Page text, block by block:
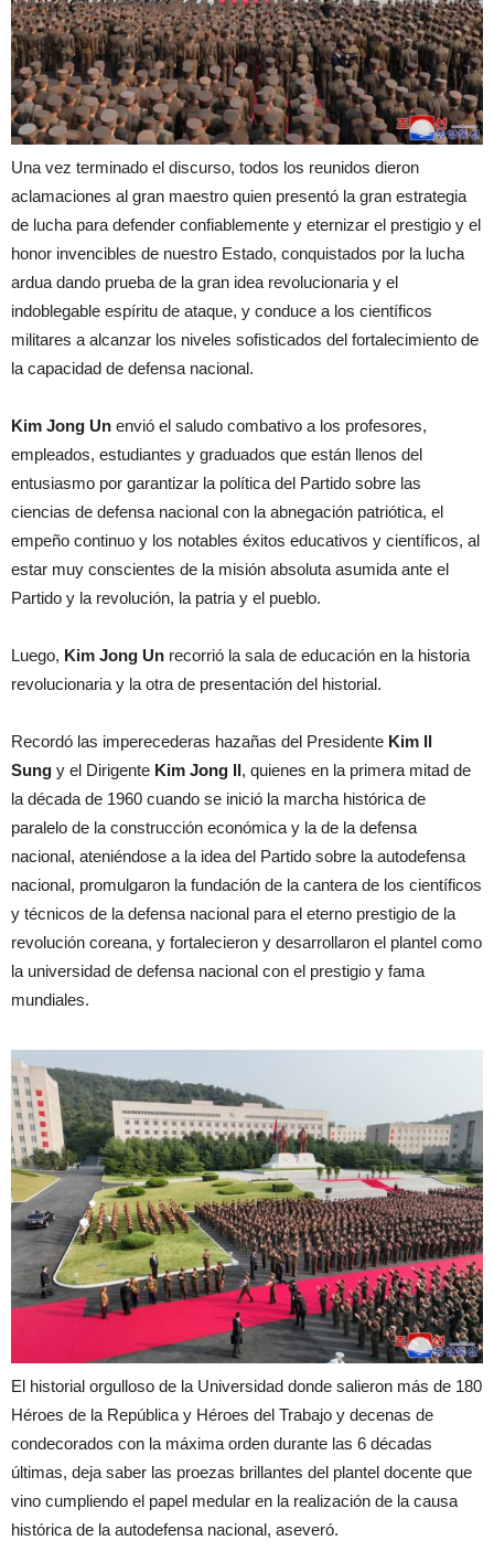
Una vez terminado el discurso, todos los reunidos dieron
aclamaciones al gran maestro quien presentó la gran estrategia
de lucha para defender confiablemente y eternizar el prestigio y el
honor invencibles de nuestro Estado, conquistados por la lucha
ardua dando prueba de la gran idea revolucionaria y el
indoblegable espíritu de ataque, y conduce a los científicos
militares a alcanzar los niveles sofisticados del fortalecimiento de
la capacidad de defensa nacional.
Kim Jong Un envió el saludo combativo a los profesores,
empleados, estudiantes y graduados que están llenos del
entusiasmo por garantizar la política del Partido sobre las
ciencias de defensa nacional con la abnegación patriótica, el
empeño continuo y los notables éxitos educativos y científicos, al
estar muy conscientes de la misión absoluta asumida ante el
Partido y la revolución, la patria y el pueblo.
Luego, Kim Jong Un recorrió la sala de educación en la historia
revolucionaria y la otra de presentación del historial.
Recordó las imperecederas hazañas del Presidente Kim Il
Sung y el Dirigente Kim Jong Il, quienes en la primera mitad de
la década de 1960 cuando se inició la marcha histórica de
paralelo de la construcción económica y la de la defensa
nacional, ateniéndose a la idea del Partido sobre la autodefensa
nacional, promulgaron la fundación de la cantera de los científicos
y técnicos de la defensa nacional para el eterno prestigio de la
revolución coreana, y fortalecieron y desarrollaron el plantel como
la universidad de defensa nacional con el prestigio y fama
mundiales.
El historial orgulloso de la Universidad donde salieron más de 180
Héroes de la República y Héroes del Trabajo y decenas de
condecorados con la máxima orden durante las 6 décadas
últimas, deja saber las proezas brillantes del plantel docente que
vino cumpliendo el papel medular en la realización de la causa
histórica de la autodefensa nacional, aseveró.